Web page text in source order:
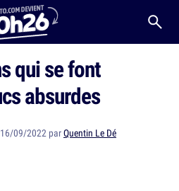
qui se font
absurdes
09/2022 parQuentin Le Dé